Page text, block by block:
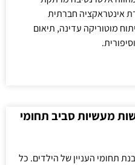
אינטראקציה חברתית
מוטוריקה עדינה, תיאום
מעשיות סביב תחומי
תחומי העניין של הילדים. כל